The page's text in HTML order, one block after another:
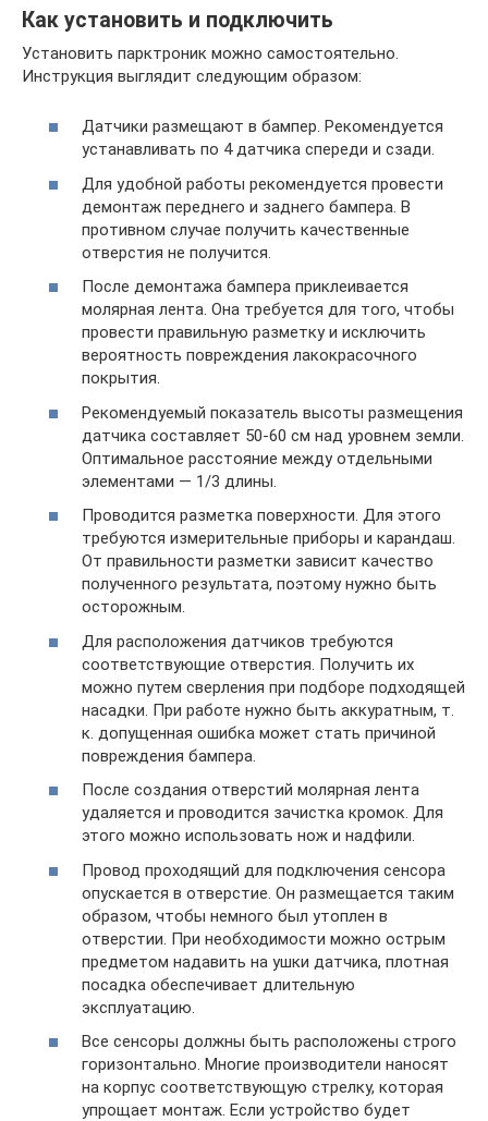
Как установить и подключить
Установить парктроник можно самостоятельно.
Инструкция выглядит следующим образом:
Датчики размещают в бампер. Рекомендуется
устанавливать по 4 датчика спереди и сзади.
Для удобной работы рекомендуется провести
демонтаж переднего и заднего бампера. В
противном случае получить качественные
отверстия не получится.
После демонтажа бампера приклеивается
молярная лента. Она требуется для того, чтобы
провести правильную разметку и исключить
вероятность повреждения лакокрасочного
покрытия.
Рекомендуемый показатель высоты размещения
датчика составляет 50-60 см над уровнем земли.
Оптимальное расстояние между отдельными
элементами — 1/3 длины.
Проводится разметка поверхности. Для этого
требуются измерительные приборы и карандаш.
От правильности разметки зависит качество
полученного результата, поэтому нужно быть
осторожным.
Для расположения датчиков требуются
соответствующие отверстия. Получить их
можно путем сверления при подборе подходящей
насадки. При работе нужно быть аккуратным, т.
к. допущенная ошибка может стать причиной
повреждения бампера.
После создания отверстий молярная лента
удаляется и проводится зачистка кромок. Для
этого можно использовать нож и надфили.
Провод проходящий для подключения сенсора
опускается в отверстие. Он размещается таким
образом, чтобы немного был утоплен в
отверстии. При необходимости можно острым
предметом надавить на ушки датчика, плотная
посадка обеспечивает длительную
эксплуатацию.
Все сенсоры должны быть расположены строго
горизонтально. Многие производители наносят
на корпус соответствующую стрелку, которая
упрощает монтаж. Если устройство будет